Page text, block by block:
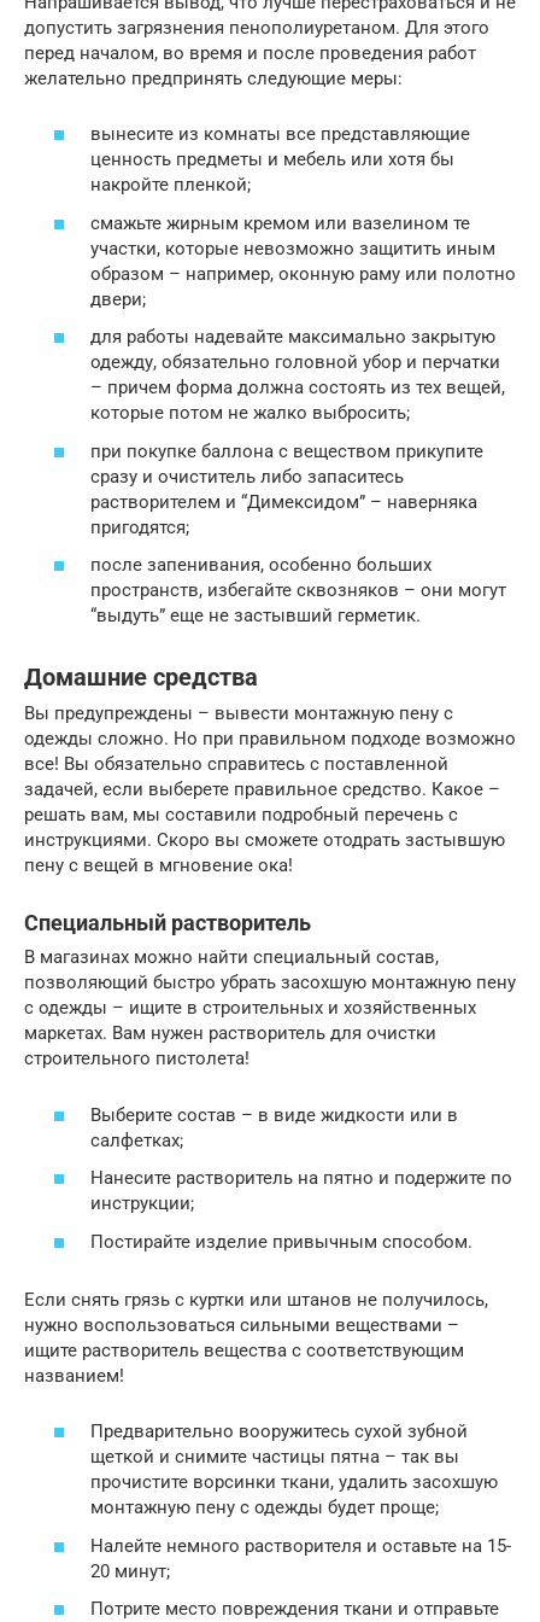
допустить загрязнения пенополиуретаном. Для этого
перед началом, во время и после проведения работ
желательно предпринять следующие меры:
вынесите из комнаты все представляющие
ценность предметы и мебель или хотя бы
накройте пленкой;
смажьте жирным кремом или вазелином те
участки, которые невозможно защитить иным
образом – например, оконную раму или полотно
двери;
для работы надевайте максимально закрытую
одежду, обязательно головной убор и перчатки
– причем форма должна состоять из тех вещей,
которые потом не жалко выбросить;
при покупке баллона с веществом прикупите
сразу и очиститель либо запаситесь
растворителем и “Димексидом” – наверняка
пригодятся;
после запенивания, особенно больших
пространств, избегайте сквозняков – они могут
“выдуть” еще не застывший герметик.
Домашние средства
Вы предупреждены – вывести монтажную пену с
одежды сложно. Но при правильном подходе возможно
все! Вы обязательно справитесь с поставленной
задачей, если выберете правильное средство. Какое –
решать вам, мы составили подробный перечень с
инструкциями. Скоро вы сможете отодрать застывшую
пену с вещей в мгновение ока!
Специальный растворитель
В магазинах можно найти специальный состав,
позволяющий быстро убрать засохшую монтажную пену
с одежды – ищите в строительных и хозяйственных
маркетах. Вам нужен растворитель для очистки
строительного пистолета!
Выберите состав – в виде жидкости или в
салфетках;
Нанесите растворитель на пятно и подержите по
инструкции;
Постирайте изделие привычным способом.
Если снять грязь с куртки или штанов не получилось,
нужно воспользоваться сильными веществами –
ищите растворитель вещества с соответствующим
названием!
Предварительно вооружитесь сухой зубной
щеткой и снимите частицы пятна – так вы
прочистите ворсинки ткани, удалить засохшую
монтажную пену с одежды будет проще;
Налейте немного растворителя и оставьте на 15-
20 минут;
Потрите место повреждения ткани и отправьте